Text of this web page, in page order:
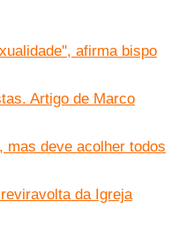
afirma bispo
Artigo de Marco
mas deve acolher todos
da Igreja